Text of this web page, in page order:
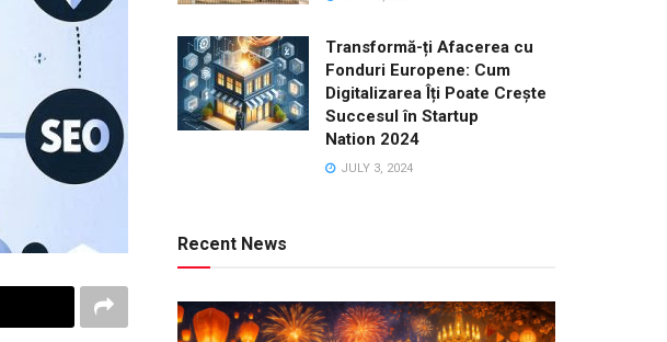
Transformă-ți Afacerea cu
Fonduri Europene: Cum
Digitalizarea Îți Poate Crește
Succesul în Startup
Nation 2024
JULY 3, 2024
Recent News